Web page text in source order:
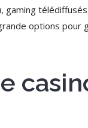
gaming
options pour